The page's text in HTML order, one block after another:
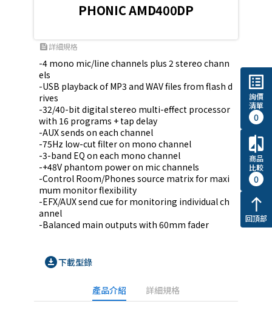
PHONIC AMD400DP
feed詳細規格
-4 mono mic/line channels plus 2 stereo chann
els
-USB playback of MP3 and WAV files from flash d
rives
-32/40-bit digital stereo multi-effect processor
with 16 programs + tap delay
-AUX sends on each channel
-75Hz low-cut filter on mono channel
-3-band EQ on each mono channel
-+48V phantom power on mic channels
-Control Room/Phones source matrix for maxi
mum monitor flexibility
-EFX/AUX send cue for monitoring individual ch
annel
-Balanced main outputs with 60mm fader
download_for_offline下載型錄
產品介紹 詳細規格
list_alt
詢價
清單
0
compare
商品
比較
0
north
回頂部